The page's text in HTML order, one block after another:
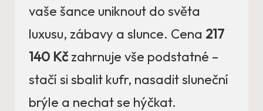
vaše šance uniknout do světa
luxusu, zábavy a slunce. Cena 217
140 Kčzahrnuje vše podstatné –
stačí si sbalit kufr, nasadit sluneční
brýle a nechat se hýčkat.